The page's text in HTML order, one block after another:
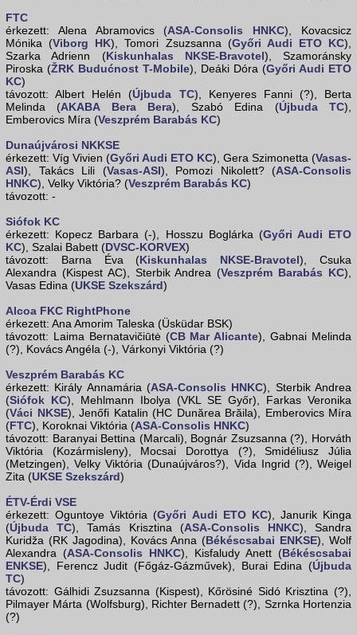
FTC
érkezett: Alena Abramovics (ASA-Consolis HNKC), Kovacsicz
Mónika (Viborg HK), Tomori Zsuzsanna (Győri Audi ETO KC),
Szarka Adrienn (Kiskunhalas NKSE-Bravotel), Szamoránsky
Piroska (ŽRK Budućnost T-Mobile), Deáki Dóra (Győri Audi ETO
KC)
távozott: Albert Helén (Újbuda TC), Kenyeres Fanni (?), Berta
Melinda (AKABA Bera Bera), Szabó Edina (Újbuda TC),
Emberovics Míra (Veszprém Barabás KC)
Dunaújvárosi NKKSE
érkezett: Víg Vivien (Győri Audi ETO KC), Gera Szimonetta (Vasas-
ASI), Takács Lili (Vasas-ASI), Pomozi Nikolett? (ASA-Consolis
HNKC), Velky Viktória? (Veszprém Barabás KC)
távozott: -
Siófok KC
érkezett: Kopecz Barbara (-), Hosszu Boglárka (Győri Audi ETO
KC), Szalai Babett (DVSC-KORVEX)
távozott: Barna Éva (Kiskunhalas NKSE-Bravotel), Csuka
Alexandra (Kispest AC), Sterbik Andrea (Veszprém Barabás KC),
Vasas Edina (UKSE Szekszárd)
Alcoa FKC RightPhone
érkezett: Ana Amorim Taleska (Üsküdar BSK)
távozott: Laima Bernatavičiūtė (CB Mar Alicante), Gabnai Melinda
(?), Kovács Angéla (-), Várkonyi Viktória (?)
Veszprém Barabás KC
érkezett: Király Annamária (ASA-Consolis HNKC), Sterbik Andrea
(Siófok KC), Mehlmann Ibolya (VKL SE Győr), Farkas Veronika
(Váci NKSE), Jenőfi Katalin (HC Dunărea Brăila), Emberovics Míra
(FTC), Koroknai Viktória (ASA-Consolis HNKC)
távozott: Baranyai Bettina (Marcali), Bognár Zsuzsanna (?), Horváth
Viktória (Kozármisleny), Mocsai Dorottya (?), Smidéliusz Júlia
(Metzingen), Velky Viktória (Dunaújváros?), Vida Ingrid (?), Weigel
Zita (UKSE Szekszárd)
ÉTV-Érdi VSE
érkezett: Oguntoye Viktória (Győri Audi ETO KC), Janurik Kinga
(Újbuda TC), Tamás Krisztina (ASA-Consolis HNKC), Sandra
Kuridža (RK Jagodina), Kovács Anna (Békéscsabai ENKSE), Wolf
Alexandra (ASA-Consolis HNKC), Kisfaludy Anett (Békéscsabai
ENKSE), Ferencz Judit (Főgáz-Gázművek), Burai Edina (Újbuda
TC)
távozott: Gálhidi Zsuzsanna (Kispest), Kőrösiné Sidó Krisztina (?),
Pilmayer Márta (Wolfsburg), Richter Bernadett (?), Szrnka Hortenzia
(?)